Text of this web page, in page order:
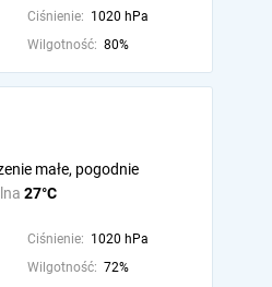
Ciśnienie: 1020 hPa
Wilgotność: 80%
27°C
małe, pogodnie
Ciśnienie: 1020 hPa
Wilgotność: 72%